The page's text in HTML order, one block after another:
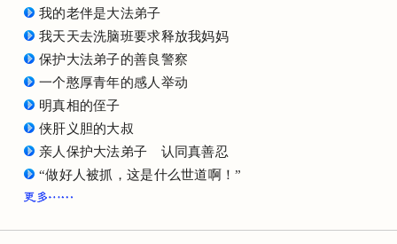
我的老伴是大法弟子
我天天去洗脑班要求释放我妈妈
保护大法弟子的善良警察
一个憨厚青年的感人举动
明真相的侄子
侠肝义胆的大叔
亲人保护大法弟子 认同真善忍
“做好人被抓，这是什么世道啊！”